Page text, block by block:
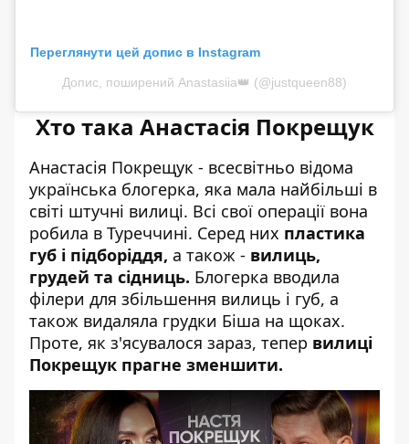
Переглянути цей допис в Instagram
Допис, поширений Anastasiia👑 (@justqueen88)
Хто така Анастасія Покрещук
Анастасія Покрещук - всесвітньо відома
українська блогерка, яка мала найбільші в
світі штучні вилиці. Всі свої операції вона
робила в Туреччині. Серед них пластика
губ і підборіддя, а також - вилиць,
грудей та сідниць. Блогерка вводила
філери для збільшення вилиць і губ, а
також видаляла грудки Біша на щоках.
Проте, як з'ясувалося зараз, тепер вилиці
Покрещук прагне зменшити.